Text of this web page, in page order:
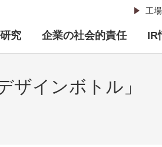
工
究 企業の社会的責任 IR
ザインボトル」